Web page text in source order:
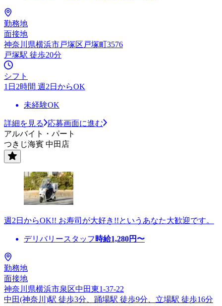
勤務地
面接地
神奈川県横浜市戸塚区戸塚町3576
戸塚駅 徒歩20分
シフト
1日2時間 週2日からOK
未経験OK
詳細を見る
応募画面に進む
アルバイト・パート
つきじ海賓 中田店
週2日からOK!! お寿司が大好き!!というあなた大歓迎です。
デリバリースタッフ 時給1,280円〜
勤務地
面接地
神奈川県横浜市泉区中田東1-37-22
中田(神奈川)駅 徒歩3分、踊場駅 徒歩9分、立場駅 徒歩16分